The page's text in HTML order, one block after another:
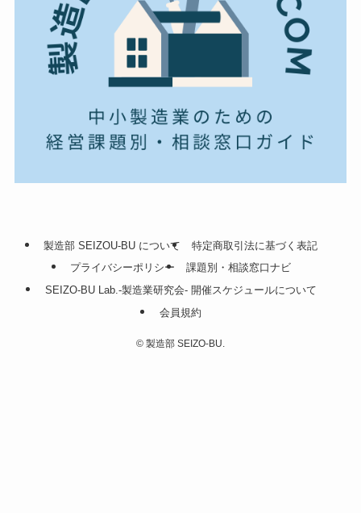
製造部 SEIZOU-BU について
特定商取引法に基づく表記
プライバシーポリシー
課題別・相談窓口ナビ
SEIZO-BU Lab.-製造業研究会- 開催スケジュールについて
会員規約
© 製造部 SEIZO-BU.